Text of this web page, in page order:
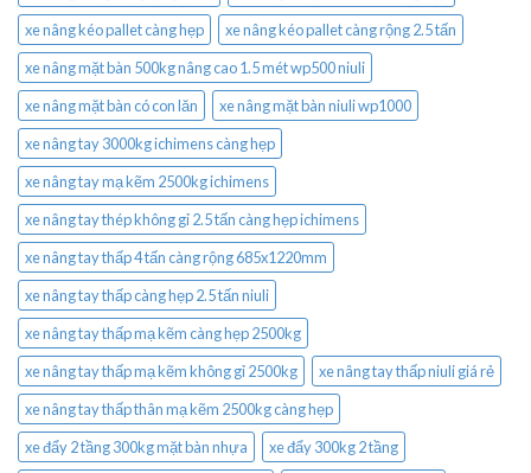
xe nâng kéo pallet càng hẹp
xe nâng kéo pallet càng rộng 2.5 tấn
xe nâng mặt bàn 500kg nâng cao 1.5 mét wp500 niuli
xe nâng mặt bàn có con lăn
xe nâng mặt bàn niuli wp1000
xe nâng tay 3000kg ichimens càng hẹp
xe nâng tay mạ kẽm 2500kg ichimens
xe nâng tay thép không gỉ 2.5 tấn càng hẹp ichimens
xe nâng tay thấp 4 tấn càng rộng 685x1220mm
xe nâng tay thấp càng hẹp 2.5 tấn niuli
xe nâng tay thấp mạ kẽm càng hẹp 2500kg
xe nâng tay thấp mạ kẽm không gỉ 2500kg
xe nâng tay thấp niuli giá rẻ
xe nâng tay thấp thân mạ kẽm 2500kg càng hẹp
xe đẩy 2 tầng 300kg mặt bàn nhựa
xe đẩy 300kg 2 tầng